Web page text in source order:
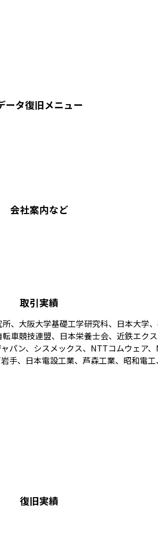
ータ復旧メニュー
会社案内など
取引実績
大阪大学基礎工学研究科、日本大学
車競技連盟、日本栄養士会、近鉄エク
パン、シスメックス、NTTコムウェア
手、日本電設工業、芦森工業、昭和電
復旧実績